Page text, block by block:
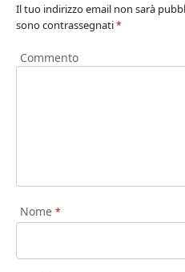
Il tuo indirizzo email non sarà
sono contrassegnati*
Commento
Nome *